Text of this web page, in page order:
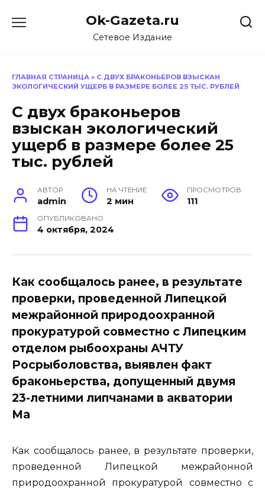
Ok-Gazeta.ru
Сетевое Издание
ГЛАВНАЯ СТРАНИЦА » С ДВУХ БРАКОНЬЕРОВ ВЗЫСКАН
ЭКОЛОГИЧЕСКИЙ УЩЕРБ В РАЗМЕРЕ БОЛЕЕ 25 ТЫС. РУБЛЕЙ
С двух браконьеров
взыскан экологический
ущерб в размере более 25
тыс. рублей
АВТОР
admin
НА ЧТЕНИЕ
2 мин
ПРОСМОТРОВ
111
ОПУБЛИКОВАНО
4 октября, 2024
Как сообщалось ранее, в результате
проверки, проведенной Липецкой
межрайонной природоохранной
прокуратурой совместно с Липецким
отделом рыбоохраны АЧТУ
Росрыболовства, выявлен факт
браконьерства, допущенный двумя
23-летними липчанами в акватории
Ма
Как сообщалось ранее, в результате проверки,
проведенной Липецкой межрайонной
природоохранной прокуратурой совместно с